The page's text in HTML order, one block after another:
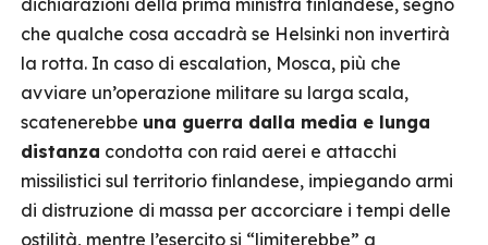
dichiarazioni della prima ministra finlandese, segno
che qualche cosa accadrà se Helsinki non invertirà
la rotta. In caso di escalation, Mosca, più che
avviare un’operazione militare su larga scala,
scatenerebbe una guerra dalla media e lunga
distanza condotta con raid aerei e attacchi
missilistici sul territorio finlandese, impiegando armi
di distruzione di massa per accorciare i tempi delle
ostilità, mentre l’esercito si “limiterebbe” a